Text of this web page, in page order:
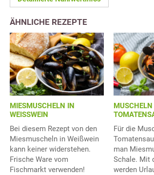
ÄHNLICHE REZEPTE
MIESMUSCHELN IN
WEISSWEIN
Bei diesem Rezept von den
Miesmuscheln in Weißwein
kann keiner widerstehen.
Frische Ware vom
Fischmarkt verwenden!
Für die
man
Schale. Mit
werden